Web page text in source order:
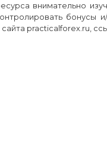
внимательно
practicalforex.ru,